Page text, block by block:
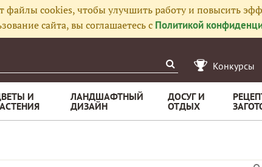
файлы cookies, чтобы улучшить работу и повысить
сайта, вы соглашаетесь с Политикой
Конкурсы
И
ЛАНДШАФТНЫЙ
ДИЗАЙН
ДОСУГ И
ОТДЫХ